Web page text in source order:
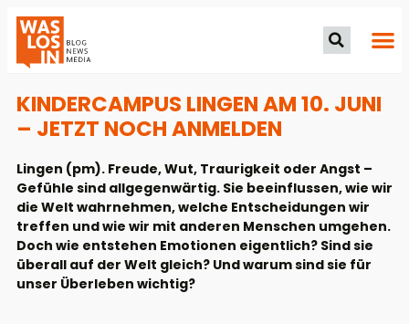
KINDERCAMPUS LINGEN AM 10. JUNI
– JETZT NOCH ANMELDEN
Lingen (pm). Freude, Wut, Traurigkeit oder Angst –
Gefühle sind allgegenwärtig. Sie beeinflussen, wie wir
die Welt wahrnehmen, welche Entscheidungen wir
treffen und wie wir mit anderen Menschen umgehen.
Doch wie entstehen Emotionen eigentlich? Sind sie
überall auf der Welt gleich? Und warum sind sie für
unser Überleben wichtig?